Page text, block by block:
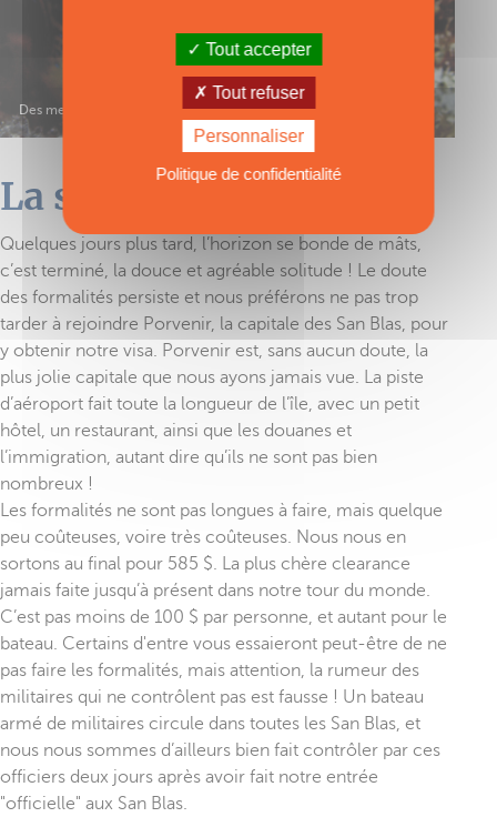
Des merveilles et des couleurs sous les mers…
La solitude, c'est fini !
Quelques jours plus tard, l’horizon se bonde de mâts,
c’est terminé, la douce et agréable solitude ! Le doute
des formalités persiste et nous préférons ne pas trop
tarder à rejoindre Porvenir, la capitale des San Blas, pour
y obtenir notre visa. Porvenir est, sans aucun doute, la
plus jolie capitale que nous ayons jamais vue. La piste
d’aéroport fait toute la longueur de l’île, avec un petit
hôtel, un restaurant, ainsi que les douanes et
l’immigration, autant dire qu’ils ne sont pas bien
nombreux !
Les formalités ne sont pas longues à faire, mais quelque
peu coûteuses, voire très coûteuses. Nous nous en
sortons au final pour 585 $. La plus chère clearance
jamais faite jusqu’à présent dans notre tour du monde.
C’est pas moins de 100 $ par personne, et autant pour le
bateau. Certains d'entre vous essaieront peut-être de ne
pas faire les formalités, mais attention, la rumeur des
militaires qui ne contrôlent pas est fausse ! Un bateau
armé de militaires circule dans toutes les San Blas, et
nous nous sommes d’ailleurs bien fait contrôler par ces
officiers deux jours après avoir fait notre entrée
"officielle" aux San Blas.
Tout accepter
Tout refuser
Personnaliser
Politique de confidentialité